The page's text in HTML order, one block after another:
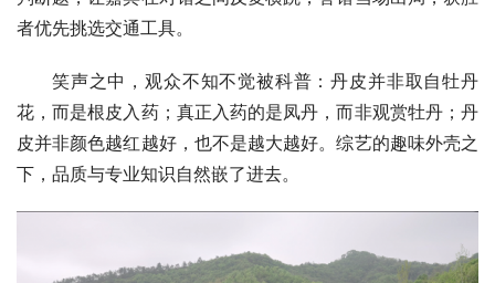
者优先挑选交通工具。
笑声之中，观众不知不觉被科普：丹皮并非取自牡丹
花，而是根皮入药；真正入药的是凤丹，而非观赏牡丹；丹
皮并非颜色越红越好，也不是越大越好。综艺的趣味外壳之
下，品质与专业知识自然嵌了进去。